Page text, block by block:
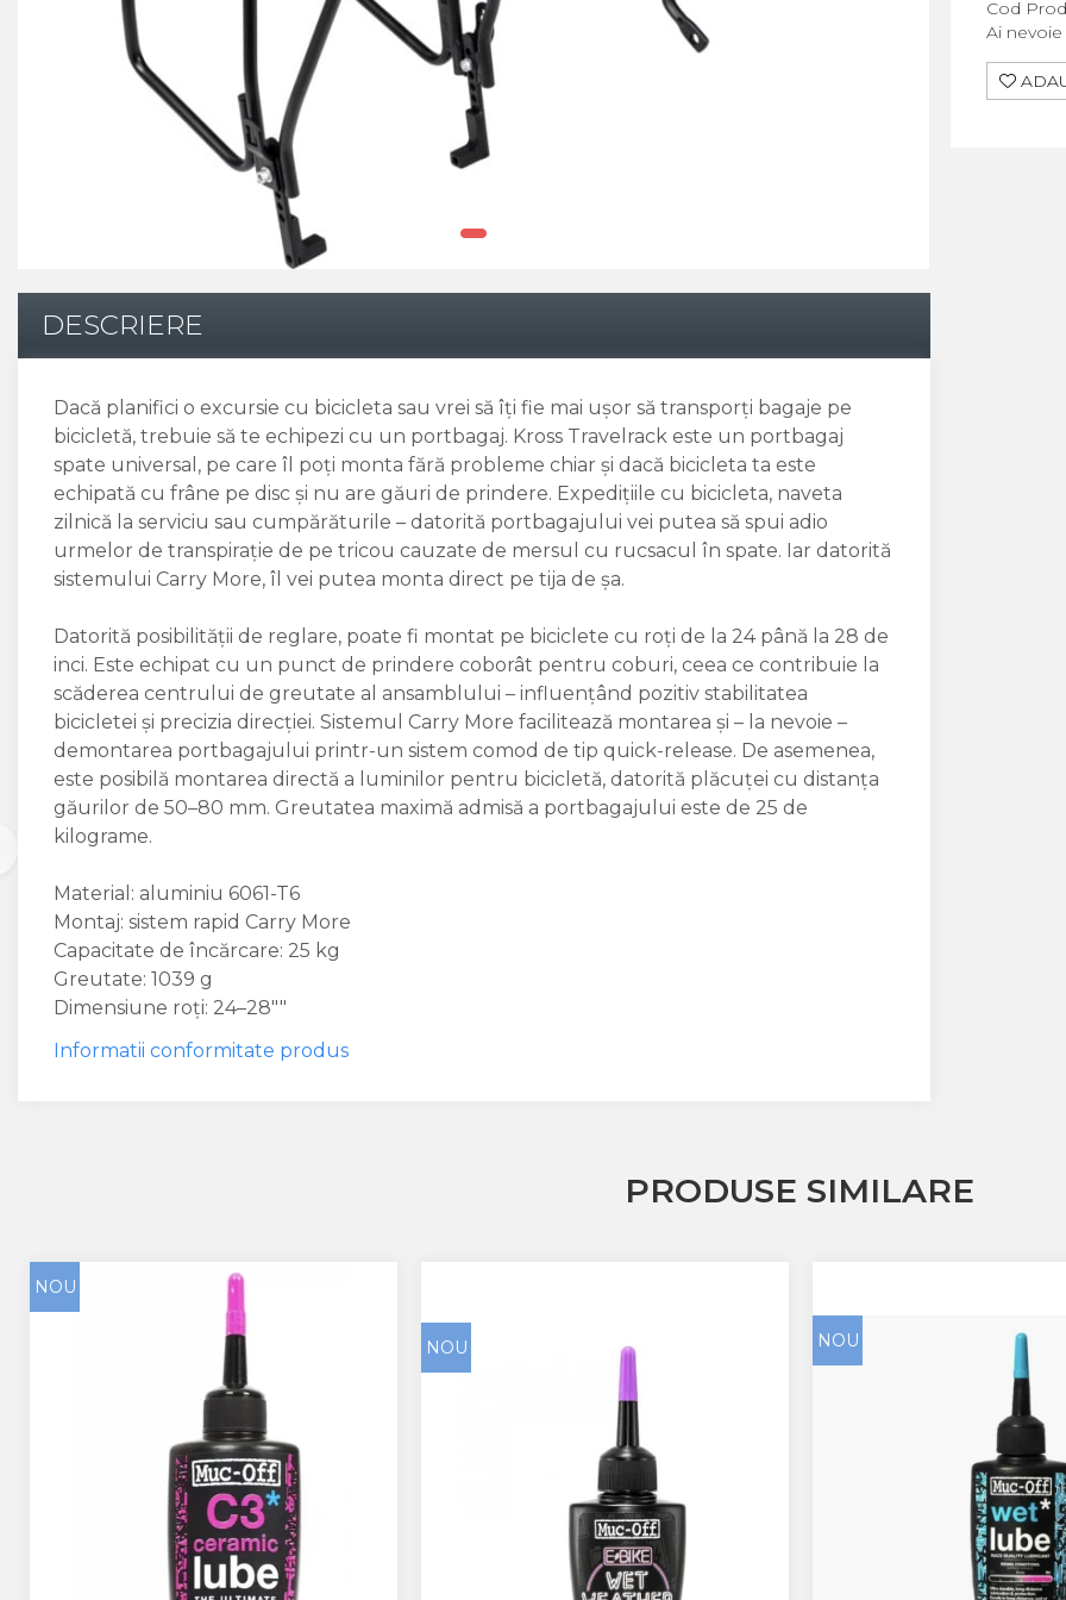
Placute Frana
Saboti De Frana
Schimbatoare Viteze
Portbagaje
Cod
Ai
DESCRIERE
Dacă planifici o excursie cu bicicleta sau vrei să îți fie mai ușor să transporți bagaje pe
bicicletă, trebuie să te echipezi cu un portbagaj. Kross Travelrack este un portbagaj
spate universal, pe care îl poți monta fără probleme chiar și dacă bicicleta ta este
echipată cu frâne pe disc și nu are găuri de prindere. Expedițiile cu bicicleta, naveta
zilnică la serviciu sau cumpărăturile – datorită portbagajului vei putea să spui adio
urmelor de transpirație de pe tricou cauzate de mersul cu rucsacul în spate. Iar datorită
sistemului Carry More, îl vei putea monta direct pe tija de șa.
Datorită posibilității de reglare, poate fi montat pe biciclete cu roți de la 24 până la 28 de
inci. Este echipat cu un punct de prindere coborât pentru coburi, ceea ce contribuie la
scăderea centrului de greutate al ansamblului – influențând pozitiv stabilitatea
bicicletei și precizia direcției. Sistemul Carry More facilitează montarea și – la nevoie –
demontarea portbagajului printr-un sistem comod de tip quick-release. De asemenea,
este posibilă montarea directă a luminilor pentru bicicletă, datorită plăcuței cu distanța
găurilor de 50–80 mm. Greutatea maximă admisă a portbagajului este de 25 de
kilograme.
Material: aluminiu 6061-T6
Montaj: sistem rapid Carry More
Capacitate de încărcare: 25 kg
Greutate: 1039 g
Dimensiune roți: 24–28""
Informatii conformitate produs
PRODUSE SIMILARE
NOU
NOU NOU